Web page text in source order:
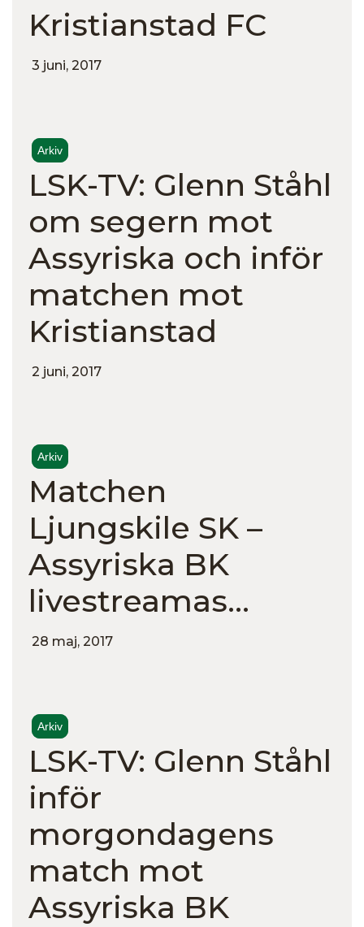
Kristianstad FC
3 juni, 2017
Arkiv
LSK-TV: Glenn Ståhl
om segern mot
Assyriska och inför
matchen mot
Kristianstad
2 juni, 2017
Arkiv
Matchen
Ljungskile SK –
Assyriska BK
livestreamas…
28 maj, 2017
Arkiv
LSK-TV: Glenn Ståhl
inför
morgondagens
match mot
Assyriska BK